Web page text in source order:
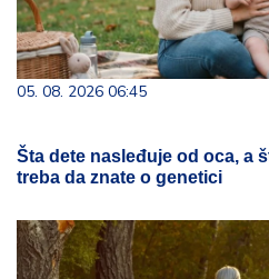
05. 08. 2026 06:45
Šta dete nasleđuje od oca, a
treba da znate o genetici